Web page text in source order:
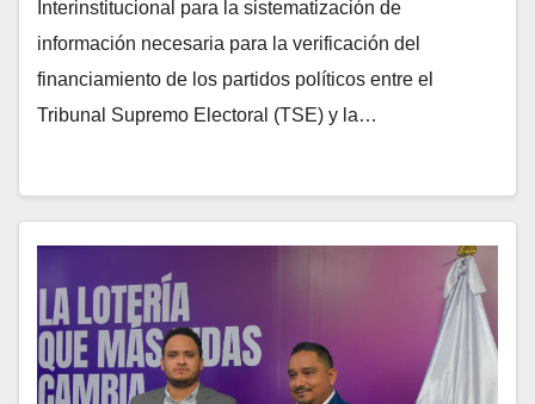
Interinstitucional para la sistematización de
información necesaria para la verificación del
financiamiento de los partidos políticos entre el
Tribunal Supremo Electoral (TSE) y la…